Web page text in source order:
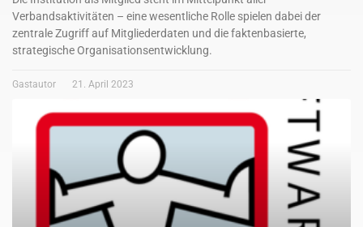
Verbandsaktivitäten – eine wesentliche Rolle spielen dabei der
zentrale Zugriff auf Mitgliederdaten und die faktenbasierte,
strategische Organisationsentwicklung.
Gastautor 21. April 2023